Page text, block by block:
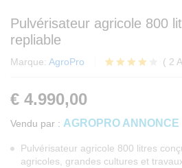
Pulvérisateur agricole 800
repliable
Marque: AgroPro
sur
s client
( 2
€ 4.990,00
Vendu par : AGROPRO ANNONCE
Pulvérisateur agricole 800 litres
agricoles, grandes cultures et